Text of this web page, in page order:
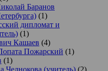
Баранов
(1)
дипломат и
(1)
Кашаев (4)
Пожарский (1)
(1)